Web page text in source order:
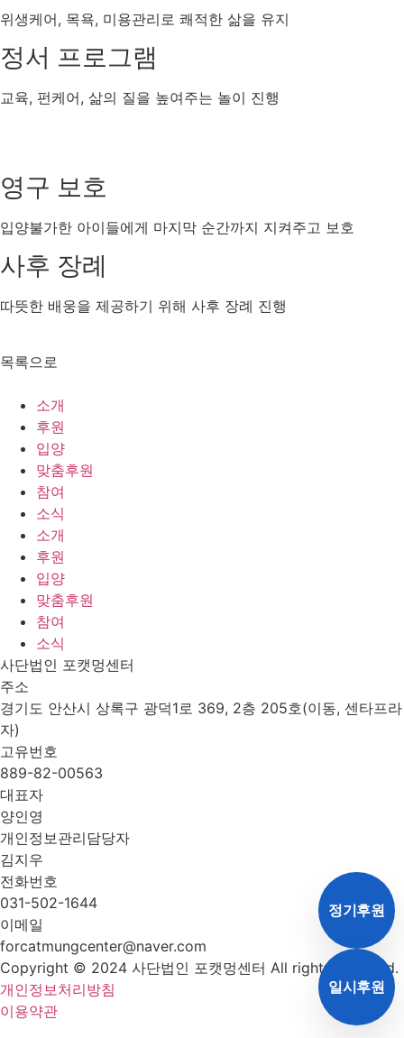
위생케어, 목욕, 미용관리로 쾌적한 삶을 유지
정서 프로그램
교육, 펀케어, 삶의 질을 높여주는 놀이 진행
영구 보호
입양불가한 아이들에게 마지막 순간까지 지켜주고 보호
사후 장례
따뜻한 배웅을 제공하기 위해 사후 장례 진행
목록으로
소개
후원
입양
맞춤후원
참여
소식
소개
후원
입양
맞춤후원
참여
소식
사단법인 포캣멍센터
주소
경기도 안산시 상록구 광덕1로 369, 2층 205호(이동, 센타프라
자)
고유번호
889-82-00563
대표자
양인영
개인정보관리담당자
김지우
전화번호
031-502-1644
이메일
forcatmungcenter@naver.com
Copyright © 2024 사단법인 포캣멍센터 All rights reserved.
개인정보처리방침
이용약관
정기후원
일시후원